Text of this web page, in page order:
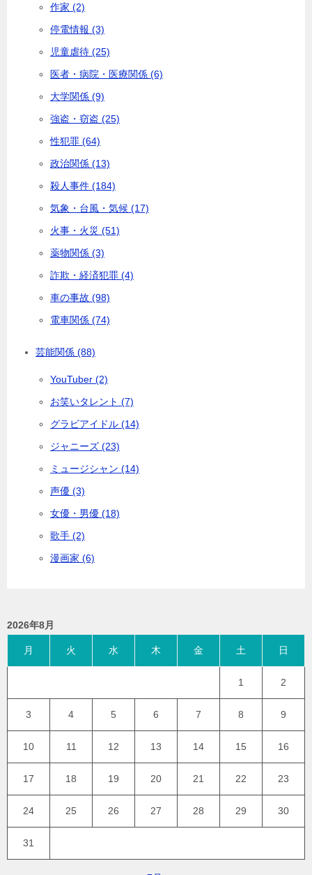
作家 (2)
停電情報 (3)
児童虐待 (25)
医者・病院・医療関係 (6)
大学関係 (9)
強盗・窃盗 (25)
性犯罪 (64)
政治関係 (13)
殺人事件 (184)
気象・台風・気候 (17)
火事・火災 (51)
薬物関係 (3)
詐欺・経済犯罪 (4)
車の事故 (98)
電車関係 (74)
芸能関係 (88)
YouTuber (2)
お笑いタレント (7)
グラビアイドル (14)
ジャニーズ (23)
ミュージシャン (14)
声優 (3)
女優・男優 (18)
歌手 (2)
漫画家 (6)
2026年8月
月 火 水 木 金 土 日
1 2
3 4 5 6 7 8 9
10 11 12 13 14 15 16
17 18 19 20 21 22 23
24 25 26 27 28 29 30
31